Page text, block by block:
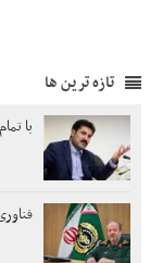
تازه ترین ها
با